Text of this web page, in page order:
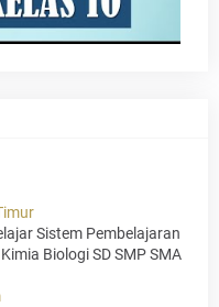
Sistem Pembelajaran
Biologi SD SMP SMA